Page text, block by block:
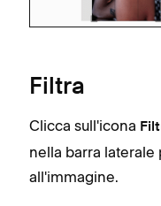
Filtra
Clicca sull'icona
nella barra
all'immagine.